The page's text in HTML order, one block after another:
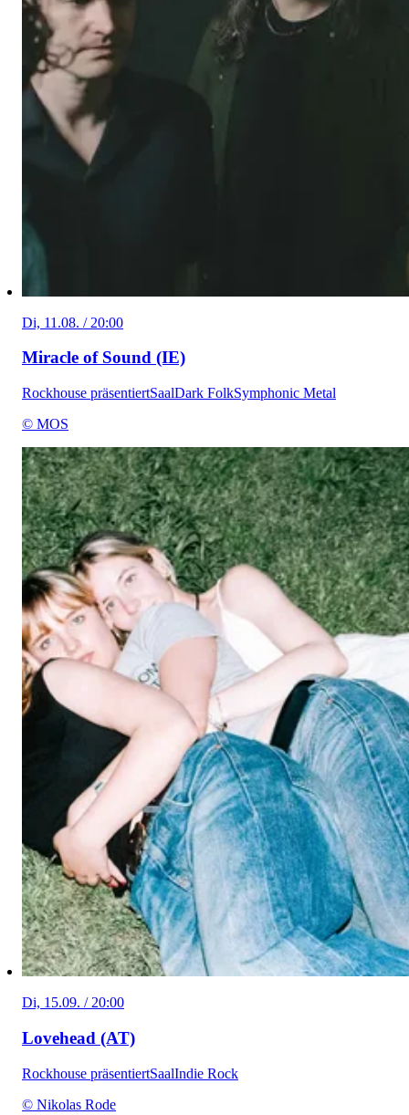
Di, 11.08. / 20:00
Miracle of Sound (IE)
Rockhouse präsentiertSaalDark FolkSymphonic Metal
© MOS
Di, 15.09. / 20:00
Lovehead (AT)
Rockhouse präsentiertSaalIndie Rock
© Nikolas Rode